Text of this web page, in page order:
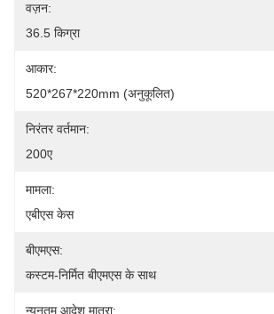
वज़न:
36.5 किग्रा
आकार:
520*267*220mm (अनुकूलित)
निरंतर वर्तमान:
200ए
मामला:
एबीएस केस
बीएमएस:
कस्टम-निर्मित बीएमएस के साथ
न्यूनतम आदेश मात्रा: